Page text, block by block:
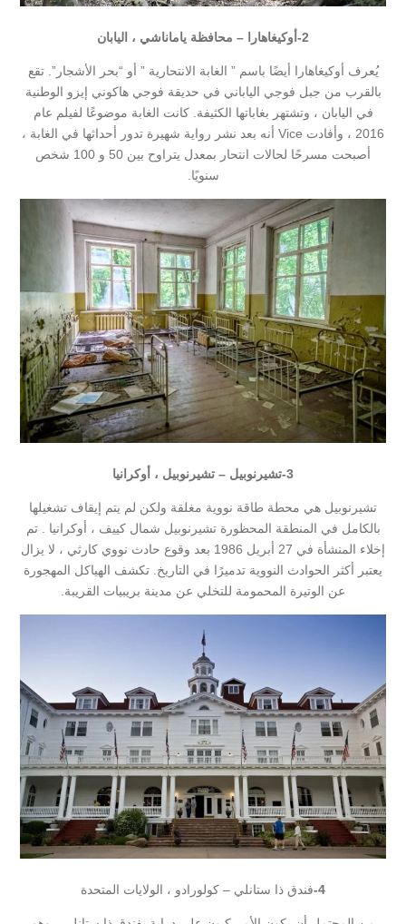
2-أوكيغاهارا – محافظة ياماناشي ، اليابان
يُعرف أوكيغاهارا أيضًا باسم ” الغابة الانتحارية ” أو “بحر الأشجار”. تقع
بالقرب من جبل فوجي الياباني في حديقة فوجي هاكوني إيزو الوطنية
في اليابان ، وتشتهر بغاباتها الكثيفة. كانت الغابة موضوعًا لفيلم عام
2016 ، وأفادت Vice أنه بعد نشر رواية شهيرة تدور أحداثها في الغابة ،
أصبحت مسرحًا لحالات انتحار بمعدل يتراوح بين 50 و 100 شخص
سنويًا.
3- تشيرنوبيل – تشيرنوبيل ، أوكرانيا
تشيرنوبيل هي محطة طاقة نووية مغلقة ولكن لم يتم إيقاف تشغيلها
بالكامل في المنطقة المحظورة تشيرنوبيل شمال كييف ، أوكرانيا . تم
إخلاء المنشأة في 27 أبريل 1986 بعد وقوع حادث نووي كارثي ، لا يزال
يعتبر أكثر الحوادث النووية تدميرًا في التاريخ. تكشف الهياكل المهجورة
عن الوتيرة المحمومة للتخلي عن مدينة بريبيات القريبة.
4- فندق ذا ستانلي – كولورادو ، الولايات المتحدة